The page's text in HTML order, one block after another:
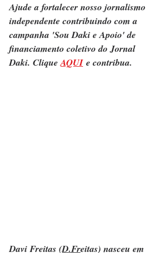
Ajude a fortalecer nosso jornalismo
independente contribuindo com a
campanha 'Sou Daki e Apoio' de
financiamento coletivo do Jornal
Daki. Clique AQUI e contribua.
Davi Freitas (D.Freitas) nasceu em